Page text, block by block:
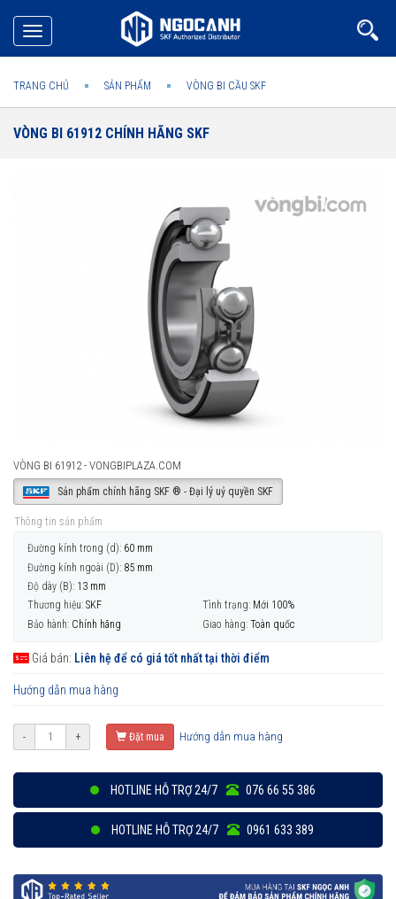
Toggle
navigation
TRANG CHỦ SẢN PHẨM VÒNG BI CẦU SKF
VÒNG BI 61912 CHÍNH HÃNG SKF
VÒNG BI 61912 - VONGBIPLAZA.COM
Sản phẩm chính hãng SKF ® - Đại lý uỷ quyền SKF
Thông tin sản phẩm
Đường kính trong (d): 60 mm
Đường kính ngoài (D): 85 mm
Độ dày (B): 13 mm
Thương hiệu: SKF Tình trạng: Mới 100%
Bảo hành: Chính hãng Giao hàng: Toàn quốc
Giá bán: Liên hệ để có giá tốt nhất tại thời điểm
Hướng dẫn mua hàng
- + Đặt mua Hướng dẫn mua hàng
HOTLINE HỖ TRỢ 24/7 076 66 55 386
HOTLINE HỖ TRỢ 24/7 0961 633 389